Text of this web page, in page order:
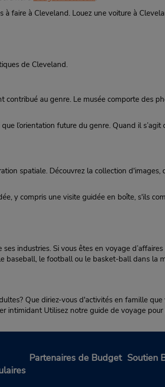
faire à Cleveland. Louez une voiture à
de Cleveland.
au genre. Le musée comporte des
l’orientation future du genre. Quand il
spatiale. Découvrez la collection
y compris une visite guidée en boîte, s'ils
industries. Si vous êtes en voyage
baseball, le football ou le basket-ball dans la
Que diriez-vous d'activités en famille
Utilisez notre guide de voyage
Partenaires de Budget Soutien